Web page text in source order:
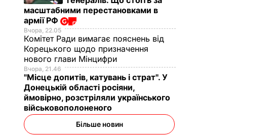
масштабними перестановками в
армії РФ
Вчора, 22.05
Комітет Ради вимагає пояснень від
Корецького щодо призначення
нового глави Мінцифри
Вчора, 21.46
"Місце допитів, катувань і страт". У
Донецькій області росіяни,
ймовірно, розстріляли українського
військовополоненого
Більше новин